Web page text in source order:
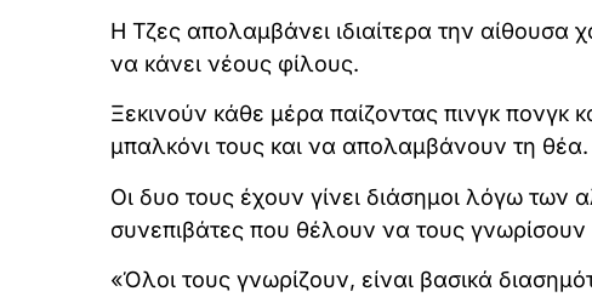
Η Τζες απολαμβάνει ιδιαίτερα την
να κάνει νέους φίλους.
Ξεκινούν κάθε μέρα παίζοντας πινγκ πονγκ
μπαλκόνι τους και να απολαμβάνουν τη θέα.
Οι δυο τους έχουν γίνει διάσημοι λόγω των
συνεπιβάτες που θέλουν να τους
«Όλοι τους γνωρίζουν, είναι βασικά